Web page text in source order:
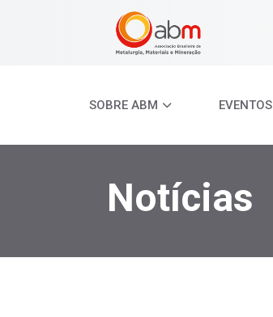
SOBRE ABM EVENTOS
Notícias